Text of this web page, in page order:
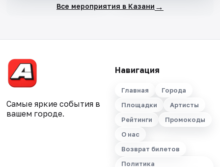
Все мероприятия в Казани →
Самые яркие события в
вашем городе.
Навигация
Главная
Города
Площадки
Артисты
Рейтинги
Промокоды
О нас
Возврат билетов
Политика